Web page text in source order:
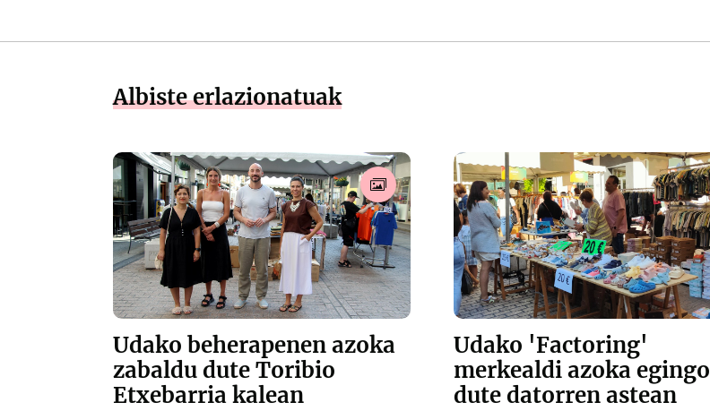
Albiste erlazionatuak
Udako beherapenen azoka
zabaldu dute Toribio
Etxebarria kalean
Udako 'Factoring'
merkealdi azoka egingo
dute datorren astean